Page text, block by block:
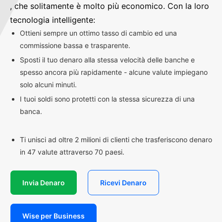
, che solitamente è molto più economico. Con la loro
tecnologia intelligente:
Ottieni sempre un ottimo tasso di cambio ed una
commissione bassa e trasparente.
Sposti il tuo denaro alla stessa velocità delle banche e
spesso ancora più rapidamente - alcune valute impiegano
solo alcuni minuti.
I tuoi soldi sono protetti con la stessa sicurezza di una
banca.
Ti unisci ad oltre 2 milioni di clienti che trasferiscono denaro
in 47 valute attraverso 70 paesi.
Invia Denaro Ricevi Denaro
Wise per Business